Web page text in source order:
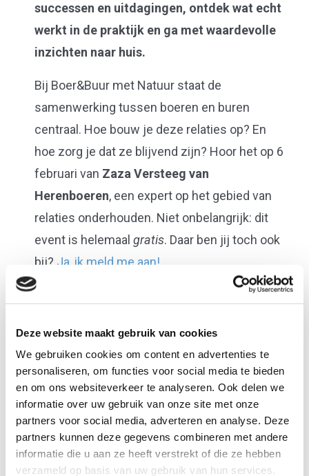
Deze website maakt gebruik van cookies
We gebruiken cookies om content en advertenties te
personaliseren, om functies voor social media te bieden
en om ons websiteverkeer te analyseren. Ook delen we
informatie over uw gebruik van onze site met onze
partners voor social media, adverteren en analyse. Deze
partners kunnen deze gegevens combineren met andere
informatie die u aan ze heeft verstrekt of die ze hebben
verzameld op basis van uw gebruik van hun services.
successen en uitdagingen, ontdek wat echt
werkt in de praktijk en ga met waardevolle
inzichten naar huis.
Bij Boer&Buur met Natuur staat de
samenwerking tussen boeren en buren
centraal. Hoe bouw je deze relaties op? En
hoe zorg je dat ze blijvend zijn? Hoor het op 6
februari van Zaza Versteeg van
Herenboeren, een expert op het gebied van
relaties onderhouden. Niet onbelangrijk: dit
event is helemaal gratis. Daar ben jij toch ook
bij? Ja, ik meld me aan!
Programma
12.15 – 13.00 Lokale & duurzame lunch
13.00 – 13.30 Introductie van de dag
13.30 – 14.30 Spreker Zaza Versteeg
(Herenboeren):relaties opbouwen en
onderhouden
14.30 – 15.00 Pauze
15.00 – 16.00 Leer van elkaar!Delen van